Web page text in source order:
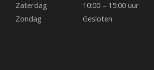
k
Zaterdag
10:00 – 15:00 uur
Zondag
Gesloten